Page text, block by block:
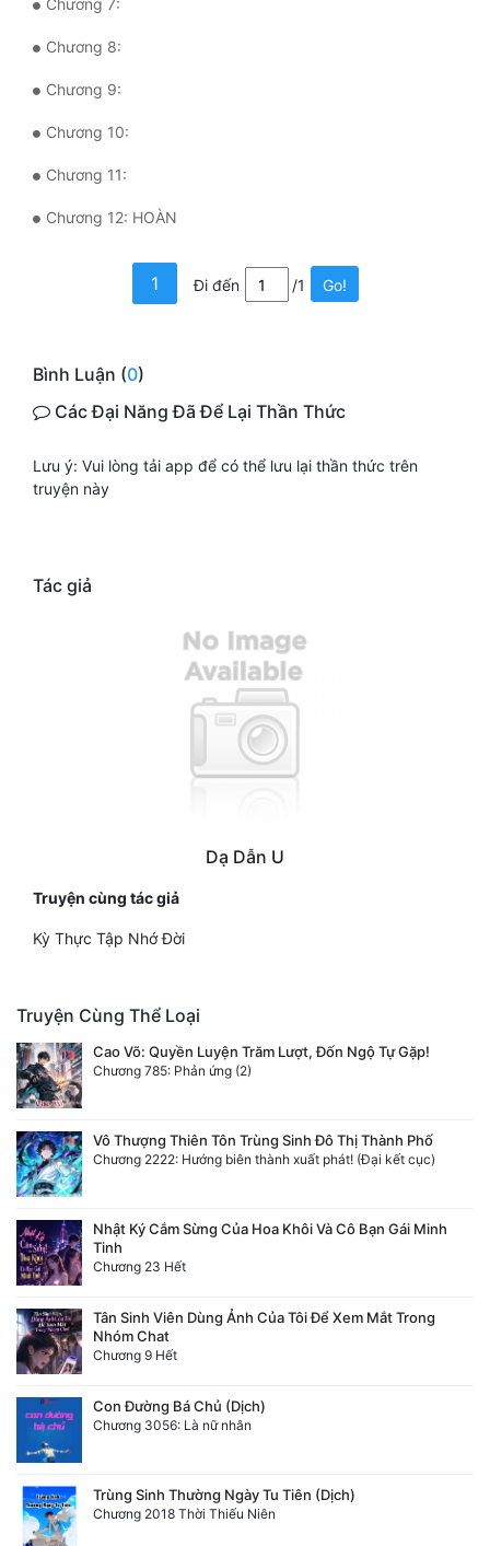
Thanh Xuân
Triều Đấu
Trùng Sinh
Trọng Sinh
Xuyên Thư
Điền Văn
Đông Phương
Đông Phương Huyền Huyễn
Đồng Nhân
Ngự Thú
Truyện Nữ
Xây Dựng Thế Lực
Đẹp
Chương 8:
Chương 9:
Chương 10:
Chương 11:
Chương 12: HOÀN
1 Đi đến /1 Go!
Bình Luận (0)
Các Đại Năng Đã Để Lại Thần Thức
Lưu ý: Vui lòng tải app để có thể lưu lại thần thức trên
truyện này
Tác giả
Dạ Dẫn U
Truyện cùng tác giả
Kỳ Thực Tập Nhớ Đời
Truyện Cùng Thể Loại
Cao Võ: Quyền Luyện Trăm Lượt, Đốn Ngộ Tự Gặp!
Chương 785: Phản ứng (2)
Vô Thượng Thiên Tôn Trùng Sinh Đô Thị Thành Phố
Chương 2222: Hướng biên thành xuất phát! (Đại kết cục)
Nhật Ký Cắm Sừng Của Hoa Khôi Và Cô Bạn Gái Minh
Tinh
Chương 23 Hết
Tân Sinh Viên Dùng Ảnh Của Tôi Để Xem Mắt Trong
Nhóm Chat
Chương 9 Hết
Con Đường Bá Chủ (Dịch)
Chương 3056: Là nữ nhân
Trùng Sinh Thường Ngày Tu Tiên (Dịch)
Chương 2018 Thời Thiếu Niên